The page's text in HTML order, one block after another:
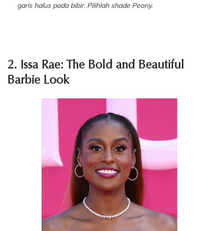
garis halus pada bibir. Pilihlah shade Peony.
2. Issa Rae: The Bold and Beautiful
Barbie Look